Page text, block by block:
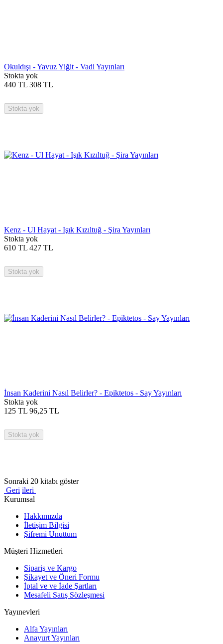
Okuldışı - Yavuz Yiğit - Vadi Yayınları
Stokta yok
440 TL 308 TL
Stokta yok
Kenz - Ul Hayat - Işık Kızıltuğ - Şira Yayınları
Stokta yok
610 TL 427 TL
Stokta yok
İnsan Kaderini Nasıl Belirler? - Epiktetos - Say Yayınları
Stokta yok
125 TL 96,25 TL
Stokta yok
Sonraki 20 kitabı göster
Geri ileri
Kurumsal
Hakkımızda
İletişim Bilgisi
Şifremi Unuttum
Müşteri Hizmetleri
Sipariş ve Kargo
Şikayet ve Öneri Formu
İptal ve ve İade Şartları
Mesafeli Satış Sözleşmesi
Yayınevleri
Alfa Yayınları
Anayurt Yayınları